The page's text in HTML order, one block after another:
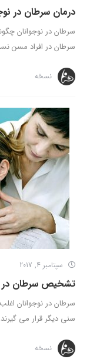
درمان سرطان در
سرطان در نوجوانان
سرطان در افراد مسن
نسخه
سپتامبر 4, 2017
تشخیص سرطان در
سرطان در نوجوانان
سنی دیگر قرار می
نسخه